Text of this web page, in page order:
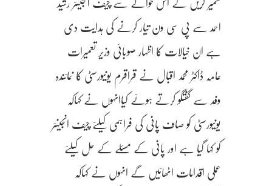
احمد سے پی سی ون تیار کرنے کی ہدایت دی
ہے ان خیالات کا اظہار صوبائی وزیر تعمیرات
عامہ ڈاکٹر محمد اقبال نے قراقرم یونیورسٹی کا نمائندہ
وفد سے گفتگو کرتے ہوئے کیاانہوں نے کہاکہ
یونیورسٹی کو صاف پانی کی فراہمی کیلئے چیف انجینئر
کو کہا گیا ہے اور پانی کے مسئلے کے حل کیلئے
عملی اقدامات اٹھائیں گے انہوں نے کہاکہ